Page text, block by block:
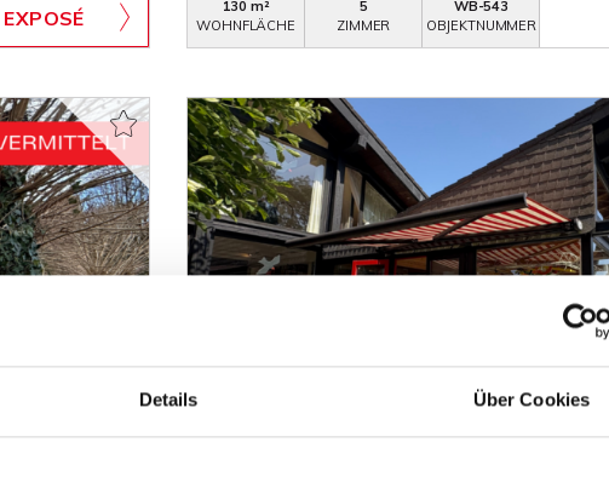
Details Über Cookies
130 m²
WOHNFLÄCHE
5
ZIMMER
WB-543
OBJEKTNUMMER